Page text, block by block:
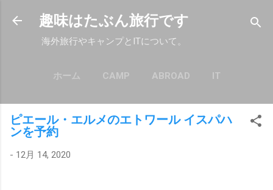
スキップしてメイン コンテンツに移動
趣味はたぶん旅行です
海外旅行やキャンプとITについて。
ホーム CAMP ABROAD IT
もっと見る… POLICY
ピエール・エルメのエトワール イスパハ
ンを予約
- 12月 14, 2020